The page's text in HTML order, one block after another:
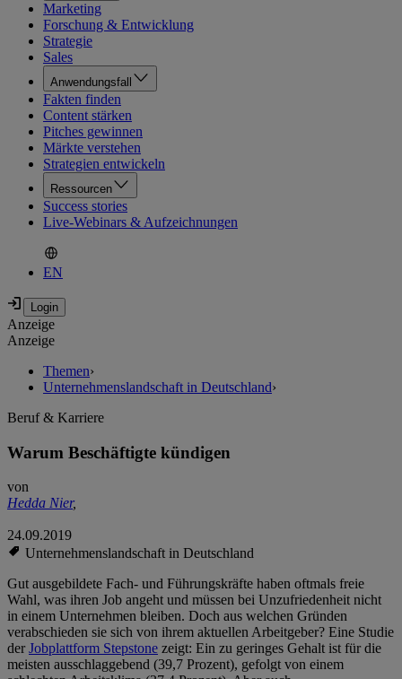
Marketing
Forschung & Entwicklung
Strategie
Sales
Anwendungsfall
Fakten finden
Content stärken
Pitches gewinnen
Märkte verstehen
Strategien entwickeln
Ressourcen
Success stories
Live-Webinars & Aufzeichnungen
EN
Anzeige
Anzeige
Themen›
Unternehmenslandschaft in Deutschland›
Beruf & Karriere
Warum Beschäftigte kündigen
von
Hedda Nier,
24.09.2019
Unternehmenslandschaft in Deutschland
Gut ausgebildete Fach- und Führungskräfte haben oftmals freie
Wahl, was ihren Job angeht und müssen bei Unzufriedenheit nicht
in einem Unternehmen bleiben. Doch aus welchen Gründen
verabschieden sie sich von ihrem aktuellen Arbeitgeber? Eine Studie
derJobplattform Stepstone zeigt: Ein zu geringes Gehalt ist für die
meisten ausschlaggebend (39,7 Prozent), gefolgt von einem